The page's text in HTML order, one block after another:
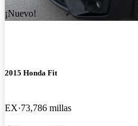
¡Nuevo!
2015 Honda Fit
EX 73,786 millas